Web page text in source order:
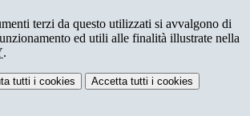
terzi da questo utilizzati si avvalgono di
ed utili alle finalità illustrate nella
.
tutti i cookies Accetta tutti i cookies